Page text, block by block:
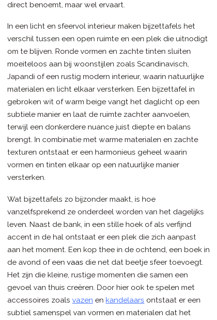
direct benoemt, maar wel ervaart.
In een licht en sfeervol interieur maken bijzettafels het
verschil tussen een open ruimte en een plek die uitnodigt
om te blijven. Ronde vormen en zachte tinten sluiten
moeiteloos aan bij woonstijlen zoals Scandinavisch,
Japandi of een rustig modern interieur, waarin natuurlijke
materialen en licht elkaar versterken. Een bijzettafel in
gebroken wit of warm beige vangt het daglicht op een
subtiele manier en laat de ruimte zachter aanvoelen,
terwijl een donkerdere nuance juist diepte en balans
brengt. In combinatie met warme materialen en zachte
texturen ontstaat er een harmonieus geheel waarin
vormen en tinten elkaar op een natuurlijke manier
versterken.
Wat bijzettafels zo bijzonder maakt, is hoe
vanzelfsprekend ze onderdeel worden van het dagelijks
leven. Naast de bank, in een stille hoek of als verfijnd
accent in de hal ontstaat er een plek die zich aanpast
aan het moment. Een kop thee in de ochtend, een boek in
de avond of een vaas die net dat beetje sfeer toevoegt.
Het zijn die kleine, rustige momenten die samen een
gevoel van thuis creëren. Door hier ook te spelen met
accessoires zoals vazen en kandelaars ontstaat er een
subtiel samenspel van vormen en materialen dat het